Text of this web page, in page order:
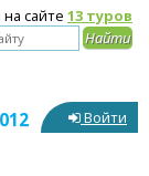
сайте 13 туров
Войти